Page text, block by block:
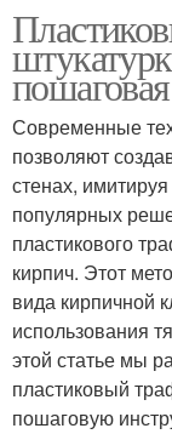
Современные
позволяют
стенах,
популярных
пластикового
кирпич. Этот
вида кирпичной
использования
этой статье мы
пластиковый
пошаговую